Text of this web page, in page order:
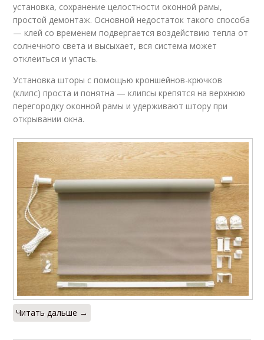
установка, сохранение целостности оконной рамы,
простой демонтаж. Основной недостаток такого способа
— клей со временем подвергается воздействию тепла от
солнечного света и высыхает, вся система может
отклеиться и упасть.
Установка шторы с помощью кроншейнов-крючков
(клипс) проста и понятна — клипсы крепятся на верхнюю
перегородку оконной рамы и удерживают штору при
открывании окна.
Читать дальше →